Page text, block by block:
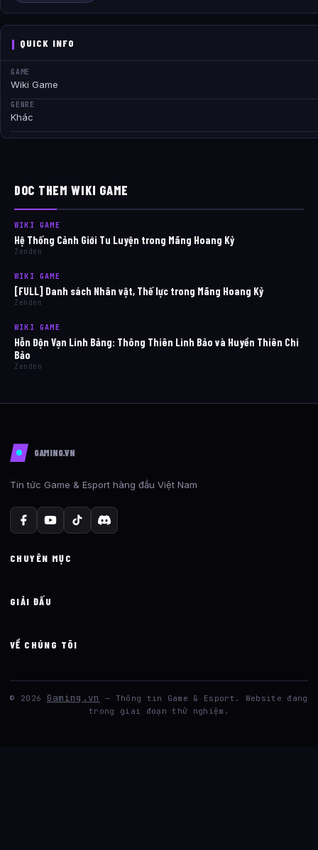
QUICK INFO
GAME
Wiki Game
GENRE
Khác
DOC THEM WIKI GAME
WIKI GAME
Hệ Thống Cảnh Giới Tu Luyện trong Mãng Hoang Kỷ
Zenden
WIKI GAME
[FULL] Danh sách Nhân vật, Thế lực trong Mãng Hoang Kỷ
Zenden
WIKI GAME
Hỗn Độn Vạn Linh Bảng: Thông Thiên Linh Bảo và Huyền Thiên Chi
Bảo
Zenden
GAMING.VN
Tin tức Game & Esport hàng đầu Việt Nam
CHUYÊN MỤC
GIẢI ĐẤU
VỀ CHÚNG TÔI
© 2026 Gaming.vn
— Thông tin Game & Esport. Website đang
trong giai đoạn thử nghiệm.